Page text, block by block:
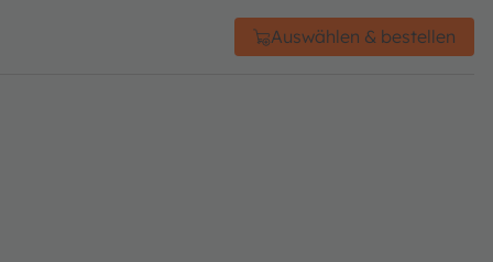
Auswählen & bestellen